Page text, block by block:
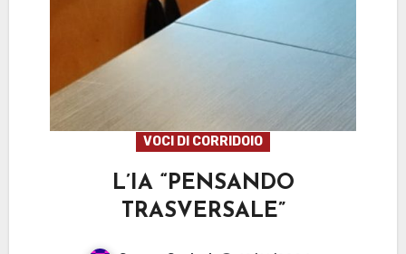
VOCI DI CORRIDOIO
L’IA “PENSANDO
TRASVERSALE”